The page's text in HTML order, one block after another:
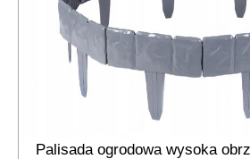
Palisada ogrodowa wysoka